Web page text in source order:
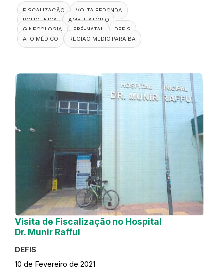
FISCALIZAÇÃO
VOLTA REDONDA
POLICLÍNICA
AMBULATÓRIO
GINECOLOGIA
PRÉ-NATAL
DEFIS
ATO MÉDICO
REGIÃO MÉDIO PARAÍBA
Visita de Fiscalização no Hospital
Dr. Munir Rafful
DEFIS
10 de Fevereiro de 2021